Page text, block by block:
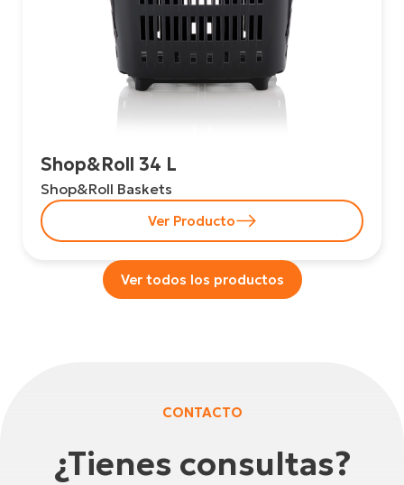
Shop&Roll 34 L
Shop&Roll Baskets
Ver Producto
Ver todos los productos
CONTACTO
¿Tienes consultas?